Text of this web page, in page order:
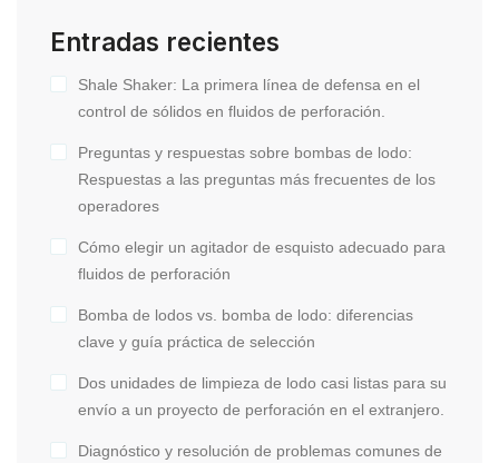
Entradas recientes
Shale Shaker: La primera línea de defensa en el
control de sólidos en fluidos de perforación.
Preguntas y respuestas sobre bombas de lodo:
Respuestas a las preguntas más frecuentes de los
operadores
Cómo elegir un agitador de esquisto adecuado para
fluidos de perforación
Bomba de lodos vs. bomba de lodo: diferencias
clave y guía práctica de selección
Dos unidades de limpieza de lodo casi listas para su
envío a un proyecto de perforación en el extranjero.
Diagnóstico y resolución de problemas comunes de